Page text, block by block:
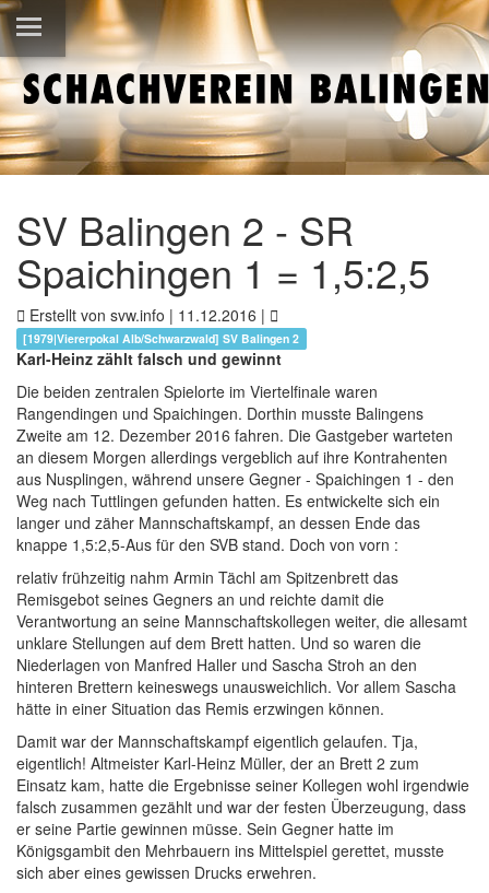
SV Balingen 2 - SR
Spaichingen 1 = 1,5:2,5
Erstellt von svw.info | 11.12.2016 |
[1979|Viererpokal Alb/Schwarzwald] SV Balingen 2
Karl-Heinz zählt falsch und gewinnt
Die beiden zentralen Spielorte im Viertelfinale waren
Rangendingen und Spaichingen. Dorthin musste Balingens
Zweite am 12. Dezember 2016 fahren. Die Gastgeber warteten
an diesem Morgen allerdings vergeblich auf ihre Kontrahenten
aus Nusplingen, während unsere Gegner - Spaichingen 1 - den
Weg nach Tuttlingen gefunden hatten. Es entwickelte sich ein
langer und zäher Mannschaftskampf, an dessen Ende das
knappe 1,5:2,5-Aus für den SVB stand. Doch von vorn :
relativ frühzeitig nahm Armin Tächl am Spitzenbrett das
Remisgebot seines Gegners an und reichte damit die
Verantwortung an seine Mannschaftskollegen weiter, die allesamt
unklare Stellungen auf dem Brett hatten. Und so waren die
Niederlagen von Manfred Haller und Sascha Stroh an den
hinteren Brettern keineswegs unausweichlich. Vor allem Sascha
hätte in einer Situation das Remis erzwingen können.
Damit war der Mannschaftskampf eigentlich gelaufen. Tja,
eigentlich! Altmeister Karl-Heinz Müller, der an Brett 2 zum
Einsatz kam, hatte die Ergebnisse seiner Kollegen wohl irgendwie
falsch zusammen gezählt und war der festen Überzeugung, dass
er seine Partie gewinnen müsse. Sein Gegner hatte im
Königsgambit den Mehrbauern ins Mittelspiel gerettet, musste
sich aber eines gewissen Drucks erwehren.